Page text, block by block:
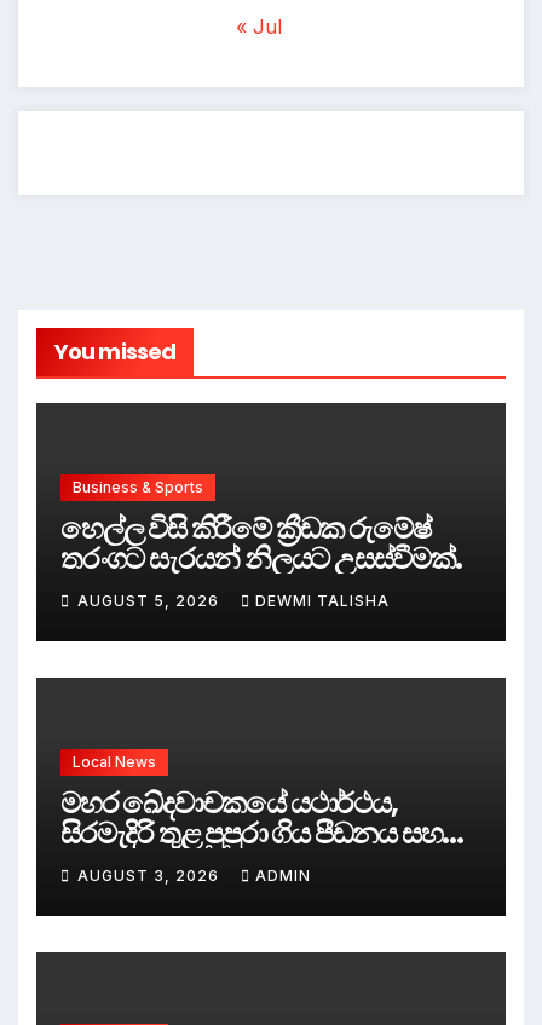
« Jul
You missed
Business & Sports
හෙල්ල විසි කිරීමේ ක්‍රීඩක රුමේෂ්
තරංගට සැරයන් නිලයට උසස්වීමක්.
AUGUST 5, 2026 DEWMI TALISHA
Local News
මහර ඛේදවාචකයේ යථාර්ථය,
සිරමැදිරි තුළ පුපුරා ගිය පීඩනය සහ
පලිගැනීමේ දේශපාලනය
AUGUST 3, 2026 ADMIN